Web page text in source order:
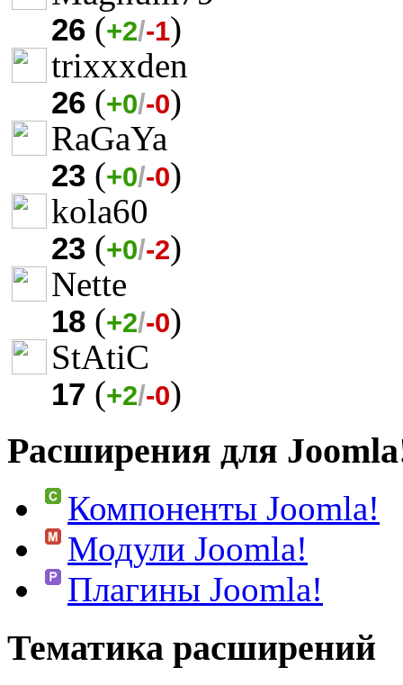
26 (+2/-1)
trixxxden
26 (+0/-0)
RaGaYa
23 (+0/-0)
kola60
23 (+0/-2)
Nette
18 (+2/-0)
StAtiC
17 (+2/-0)
Расширения для
Компоненты Joomla!
Модули Joomla!
Плагины Joomla!
Тематика расширений